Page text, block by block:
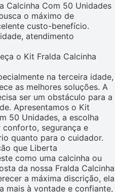
Calcinha Com 50 Unidades
o máximo de
custo-benefício.
atendimento
o Kit Fralda Calcinha
na terceira idade,
as melhores soluções. A
ser um obstáculo para a
Apresentamos o Kit
50 Unidades, a escolha
segurança e
quanto para o cuidador.
que Liberta
como uma calcinha ou
da nossa Fralda Calcinha
a máxima discrição, ela
mais à vontade e confiante,